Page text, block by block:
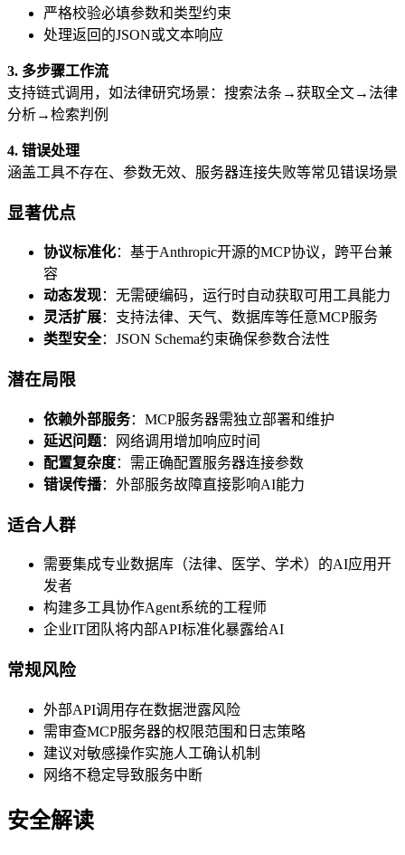
严格校验必填参数和类型约束
处理返回的JSON或文本响应
3. 多步骤工作流
支持链式调用，如法律研究场景：搜索法条→获取全文→法律
分析→检索判例
4. 错误处理
涵盖工具不存在、参数无效、服务器连接失败等常见错误场景
显著优点
协议标准化：基于Anthropic开源的MCP协议，跨平台兼
容
动态发现：无需硬编码，运行时自动获取可用工具能力
灵活扩展：支持法律、天气、数据库等任意MCP服务
类型安全：JSON Schema约束确保参数合法性
潜在局限
依赖外部服务：MCP服务器需独立部署和维护
延迟问题：网络调用增加响应时间
配置复杂度：需正确配置服务器连接参数
错误传播：外部服务故障直接影响AI能力
适合人群
需要集成专业数据库（法律、医学、学术）的AI应用开
发者
构建多工具协作Agent系统的工程师
企业IT团队将内部API标准化暴露给AI
常规风险
外部API调用存在数据泄露风险
需审查MCP服务器的权限范围和日志策略
建议对敏感操作实施人工确认机制
网络不稳定导致服务中断
安全解读